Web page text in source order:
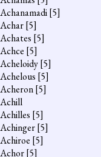
Achanamadi[5]
Achar[5]
Achates [5]
Achce [5]
Acheloidy[5]
Achelous [5]
Acheron[5]
Achill
Achilles [5]
Achinger[5]
Achiroe [5]
Achor[5]